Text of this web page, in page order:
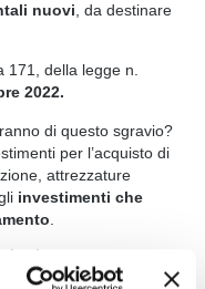
nuovi , da destinare
171, della legge n.
2022.
di questo sgravio?
per l’acquisto di
attrezzature
investimenti che